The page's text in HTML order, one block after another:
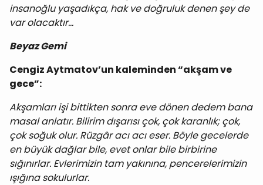
insanoğlu yaşadıkça, hak ve doğruluk denen şey de
var olacaktır...
Beyaz Gemi
Cengiz Aytmatov’un kaleminden “akşam ve
gece”:
Akşamları işi bittikten sonra eve dönen dedem bana
masal anlatır. Bilirim dışarısı çok, çok karanlık; çok,
çok soğuk olur. Rüzgâr acı acı eser. Böyle gecelerde
en büyük dağlar bile, evet onlar bile birbirine
sığınırlar. Evlerimizin tam yakınına, pencerelerimizin
ışığına sokulurlar.